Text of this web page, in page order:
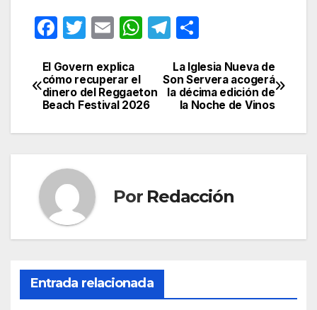
F
c
e
b
o
o
k
T
itt
er
E
ail
W
s
A
p
T
e
gr
a
m
m
p
ar
tir
Navegación
de
entradas
La Iglesia Nueva de
Son Servera acogerá
la décima edición de
la Noche de Vinos
El Govern explica
cómo recuperar el
dinero del Reggaeton
Beach Festival 2026
Por Redacción
Entrada relacionada